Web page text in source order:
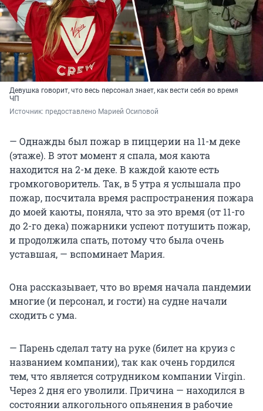
Девушка говорит, что весь персонал знает, как вести себя во время
ЧП
Источник: предоставлено Марией Осиповой
— Однажды был пожар в пиццерии на 11-м деке
(этаже). В этот момент я спала, моя каюта
находится на 2-м деке. В каждой каюте есть
громкоговоритель. Так, в 5 утра я услышала про
пожар, посчитала время распространения пожара
до моей каюты, поняла, что за это время (от 11-го
до 2-го дека) пожарники успеют потушить пожар,
и продолжила спать, потому что была очень
уставшая, — вспоминает Мария.
Она рассказывает, что во время начала пандемии
многие (и персонал, и гости) на судне начали
сходить с ума.
— Парень сделал тату на руке (билет на круиз с
названием компании), так как очень гордился
тем, что является сотрудником компании Virgin.
Через 2 дня его уволили. Причина — находился в
состоянии алкогольного опьянения в рабочие